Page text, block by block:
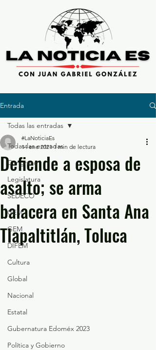
Entrada
Todas las entradas
Congreso
Legislatura
SEDECO
GEM
GEM
DIFEM
Cultura
Global
Nacional
Estatal
Gubernatura Edoméx 2023
Política y Gobierno
Todas las entradas
Defiende a esposa de
asalto; se arma
balacera en Santa Ana
Tlapaltitlán, Toluca
#LaNoticiaEs
14 ene 2021 1 min de lectura